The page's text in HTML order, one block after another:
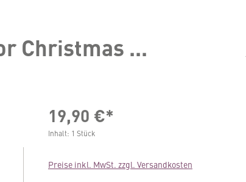
Christmas ...
19,90 €*
Inhalt: 1 Stück
Preise inkl. MwSt. zzgl. Versandkosten